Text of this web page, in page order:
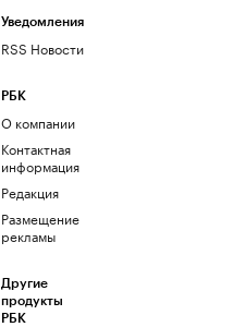
Уведомления
RSS Новости
РБК
О компании
Контактная
информация
Редакция
Размещение
рекламы
Другие
продукты
РБК